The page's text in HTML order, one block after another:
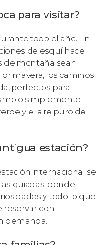
para visitar?
todo el año. En
de esquí hace
de montaña sean
los caminos
perfectos para
o simplemente
y el aire puro de
estación?
internacional se
guiadas, donde
y todo lo que
reservar con
demanda.